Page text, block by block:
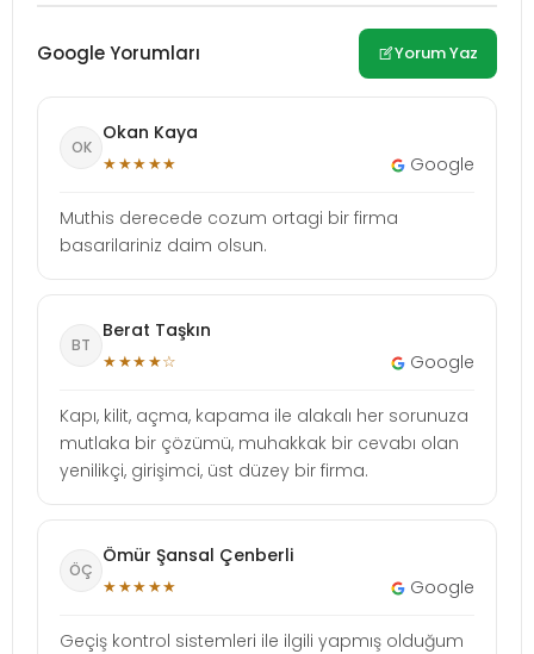
Google Yorumları Yorum Yaz
OK
Okan Kaya
★★★★★ Google
Muthis derecede cozum ortagi bir firma
basarilariniz daim olsun.
BT
Berat Taşkın
★★★★☆ Google
Kapı, kilit, açma, kapama ile alakalı her sorunuza
mutlaka bir çözümü, muhakkak bir cevabı olan
yenilikçi, girişimci, üst düzey bir firma.
ÖÇ
Ömür Şansal Çenberli
★★★★★ Google
Geçiş kontrol sistemleri ile ilgili yapmış olduğum